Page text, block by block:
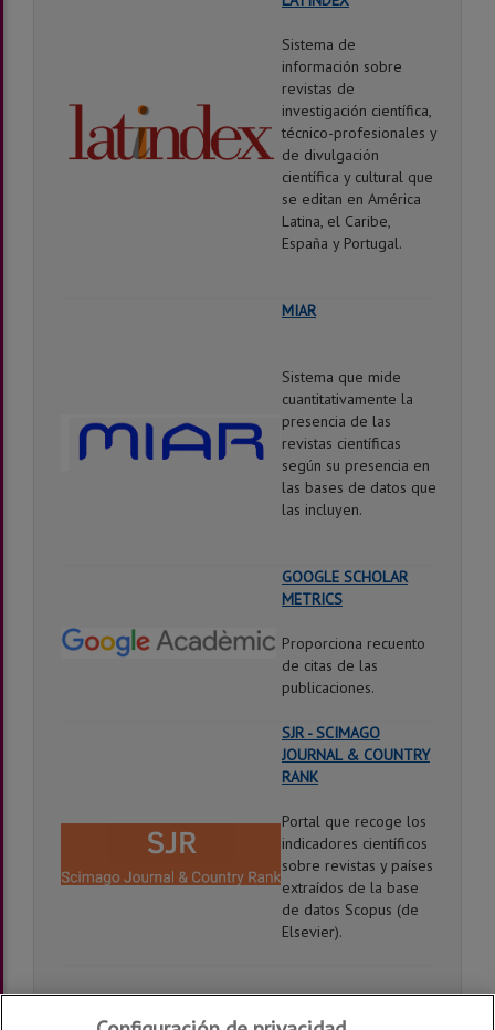
Sistema de
información sobre
revistas de
investigación científica,
técnico-profesionales y
de divulgación
científica y cultural que
se editan en América
Latina, el Caribe,
España y Portugal.
MIAR
Sistema que mide
cuantitativamente la
presencia de las
revistas científicas
según su presencia en
las bases de datos que
las incluyen.
GOOGLE SCHOLAR
METRICS
Proporciona recuento
de citas de las
publicaciones.
SJR - SCIMAGO
JOURNAL & COUNTRY
RANK
Portal que recoge los
indicadores científicos
sobre revistas y países
extraídos de la base
de datos Scopus (de
Elsevier).